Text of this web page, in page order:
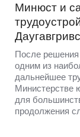
Минюст и
После решения
одним из
дальнейшее
Министерстве
для
продолжения